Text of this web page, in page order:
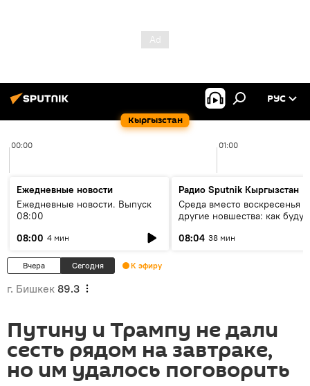
Кыргызстан
РУС
00:00 01:00
Ежедневные новости
Ежедневные новости. Выпуск
08:00
08:00 4 мин
Радио Sputnik Кыргызстан
Среда вместо воскресенья и
другие новшества: как будут
08:04 38 мин
Вчера Сегодня К эфиру
г. Бишкек 89.3
Путину и Трампу не дали
сесть рядом на завтраке,
но им удалось поговорить